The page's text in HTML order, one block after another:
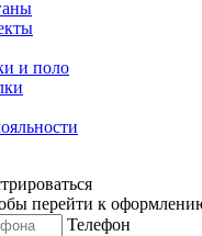
и поло
перейти к
Телефон